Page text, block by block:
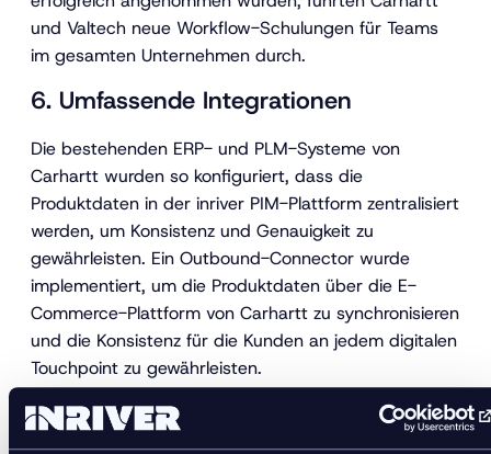
und Valtech neue Workflow-Schulungen für Teams
im gesamten Unternehmen durch.
6. Umfassende Integrationen
Die bestehenden ERP- und PLM-Systeme von
Carhartt wurden so konfiguriert, dass die
Produktdaten in der inriver PIM-Plattform zentralisiert
werden, um Konsistenz und Genauigkeit zu
gewährleisten. Ein Outbound-Connector wurde
implementiert, um die Produktdaten über die E-
Commerce-Plattform von Carhartt zu synchronisieren
und die Konsistenz für die Kunden an jedem digitalen
Touchpoint zu gewährleisten.
inriver x Carhartt: Die